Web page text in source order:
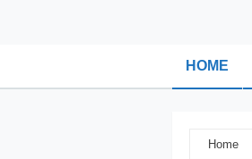
HOME
Home